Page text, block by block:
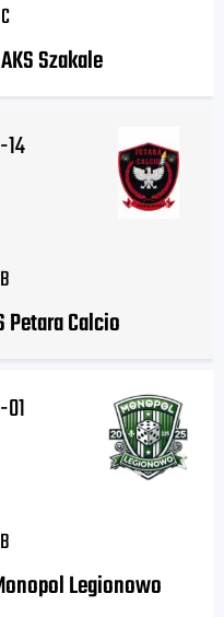
Szakale
Petara Calcio
Legionowo